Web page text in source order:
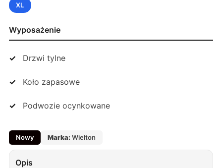
XL
Wyposażenie
Drzwi tylne
Koło zapasowe
Podwozie ocynkowane
Nowy Marka:Wielton
Opis